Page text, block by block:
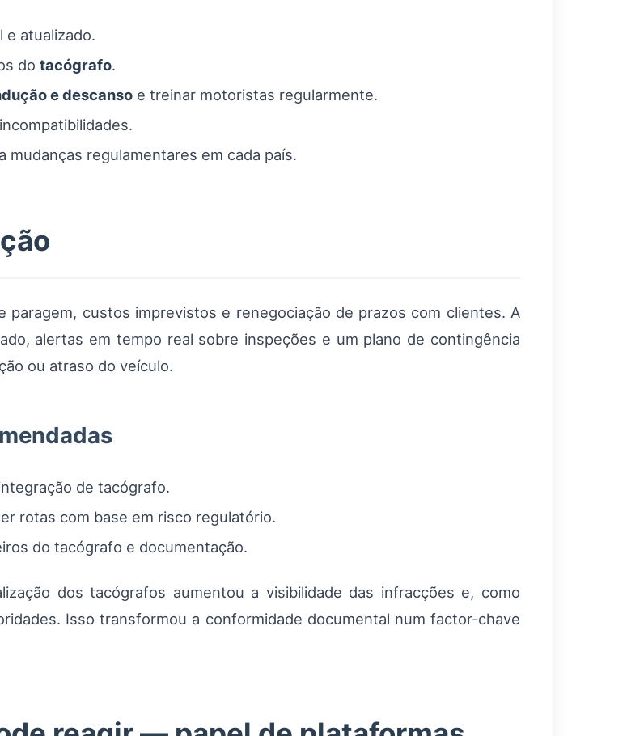
e atualizado.
do tacógrafo.
e descanso e treinar motoristas regularmente.
regulamentares em cada país.
paragem, custos imprevistos e renegociação de prazos com clientes. A
alertas em tempo real sobre inspeções e um plano de contingência
ou atraso do veículo.
de tacógrafo.
rotas com base em risco regulatório.
do tacógrafo e documentação.
dos tacógrafos aumentou a visibilidade das infracções e, como
Isso transformou a conformidade documental num factor-chave